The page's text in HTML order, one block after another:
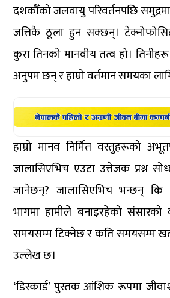
दशकौँको जलवायु परिवर्तनपछि
जत्तिकै ठूला हुन सक्छन्।
कुरा तिनको मानवीय तत्व हो। तिनीहरू
अनुपम छन् र हाम्रो वर्तमान समयका
हाम्रो मानव निर्मित वस्तुहरूको
जालासिएभिच एउटा उत्तेजक प्रश्न
जानेछन्? जालासिएभिच भन्छन्
भागमा हामीले बनाइरहेको संसारको
समयसम्म टिक्नेछ र कति समयसम्म
उल्लेख छ।
‘डिस्कार्ड’ पुस्तक आंशिक रूपमा